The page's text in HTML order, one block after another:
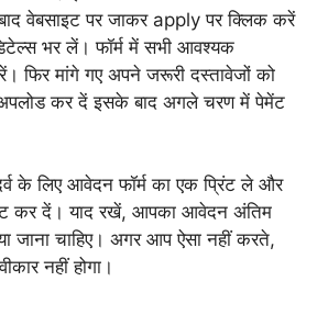
वेबसाइट पर जाकर apply पर क्लिक करें
भर लें। फॉर्म में सभी आवश्यक
फिर मांगे गए अपने जरूरी दस्तावेजों को
कर दें इसके बाद अगले चरण में पेमेंट
के लिए आवेदन फॉर्म का एक प्रिंट ले और
कर दें। याद रखें, आपका आवेदन अंतिम
जाना चाहिए। अगर आप ऐसा नहीं करते,
नहीं होगा।